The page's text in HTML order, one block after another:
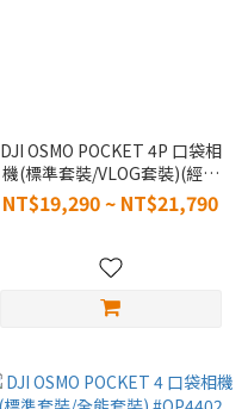
DJI OSMO POCKET 4P 口袋相
機(標準套裝/VLOG套裝)(經典
黑/珠光白) #OP4P58 #OP4P62
NT$19,290 ~ NT$21,790